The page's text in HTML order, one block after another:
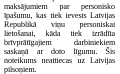
maksājumiem par personisko
īpašumu, kas tiek ievests Latvijas
Republikā viņu personiskai
lietošanai, kāda tiek izrādīta
brīvprātīgajiem darbiniekiem
saskaņā ar doto līgumu. Šis
noteikums neattiecas uz Latvijas
pilsoņiem.